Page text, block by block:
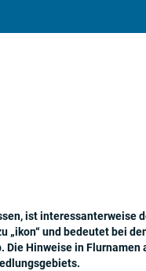
ist interessanterweise
„ikon“ und bedeutet bei
Hinweise in Flurnamen